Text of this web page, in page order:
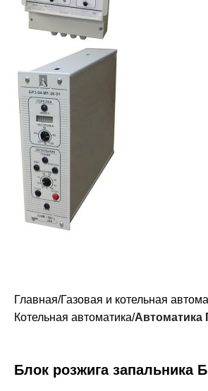
Главная Газовая и котельная
Котельная автоматика
Блок розжига запальника